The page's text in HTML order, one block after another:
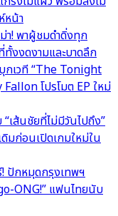
หน้า
า! พาผู้ชมดำดิ่งทุก
งงดงามและบาดลึก
บุกเวที “The Tonight
โปรโมต EP ใหม่
เส้นชัยที่ไม่มีวันไปถึง”
มก่อนเปิดเกมใหม่ใน
ปักหมุดกรุงเทพฯ
ONG!” แฟนไทยนับ